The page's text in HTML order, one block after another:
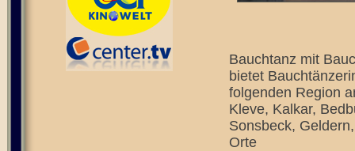
Bauchtanz mit
bietet
folgenden Region
Kleve, Kalkar,
Sonsbeck,
Orte